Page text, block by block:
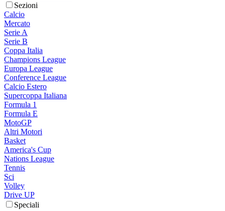
Sezioni
Calcio
Mercato
Serie A
Serie B
Coppa Italia
Champions League
Europa League
Conference League
Calcio Estero
Supercoppa Italiana
Formula 1
Formula E
MotoGP
Altri Motori
Basket
America's Cup
Nations League
Tennis
Sci
Volley
Drive UP
Speciali